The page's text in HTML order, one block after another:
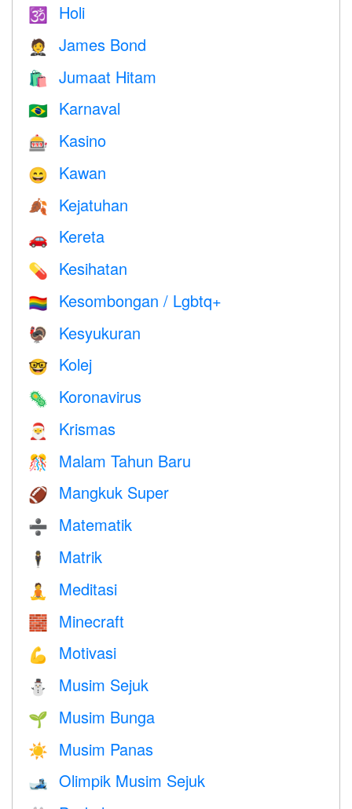
🕉 Holi
🤵 James Bond
🛍 Jumaat Hitam
🇧🇷 Karnaval
🎰 Kasino
😄 Kawan
🍂 Kejatuhan
🚗 Kereta
💊 Kesihatan
🏳️‍🌈 Kesombongan / Lgbtq+
🦃 Kesyukuran
🤓 Kolej
🦠 Koronavirus
🎅 Krismas
🎊 Malam Tahun Baru
🏈 Mangkuk Super
➗ Matematik
🕴️ Matrik
🧘 Meditasi
🧱 Minecraft
💪 Motivasi
⛄ Musim Sejuk
🌱 Musim Bunga
☀️ Musim Panas
🎿 Olimpik Musim Sejuk